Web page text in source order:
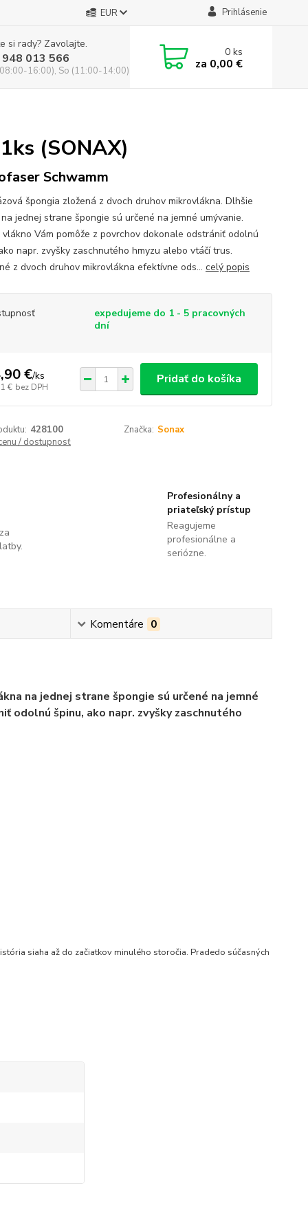
EUR Prihlásenie
si rady? Zavolajte.
013 566
16:00), So (11:00-14:00)
0ks
za 0,00 €
(SONAX)
Schwamm
špongia zložená z dvoch druhov mikrovlákna. Dlhšie
jednej strane špongie sú určené na jemné umývanie.
vlákno Vám pomôže z povrchov dokonale odstrániť odolnú
napr. zvyšky zaschnutého hmyzu alebo vtáčí trus.
z dvoch druhov mikrovlákna efektívne ods... celý popis
expedujeme do 1 - 5 pracovných
dní
€/ks
€ bez DPH
Pridať do košíka
428100 Značka: Sonax
/ dostupnosť
Profesionálny a
priateľský prístup
Reagujeme
profesionálne a
seriózne.
Komentáre 0
na jednej strane špongie sú určené na jemné
odolnú špinu, ako napr. zvyšky zaschnutého
siaha až do začiatkov minulého storočia. Pradedo súčasných